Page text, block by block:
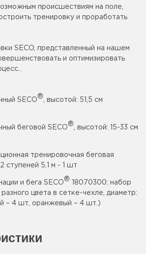
происшествиям на поле,
тренировку и проработать
SECO, представленный на нашем
и оптимизировать
SECO
®
, высотой: 51,5 см
беговой SECO
®
, высотой: 15-33 см
тренировочная беговая
ступеней 5,1 м - 1 шт
и бега SECO
®
18070300: набор
цвета в сетке-чехле, диаметр:
– 4 шт, оранжевый – 4 шт.)